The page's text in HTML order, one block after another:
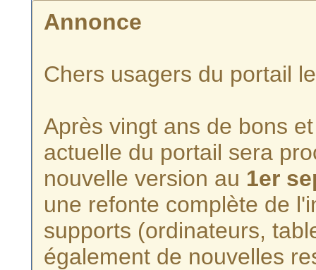
Annonce
Chers usagers du portail
Après vingt ans de bons
actuelle du portail sera
nouvelle version au 1er
une refonte complète de
supports (ordinateurs,
également de nouvelles